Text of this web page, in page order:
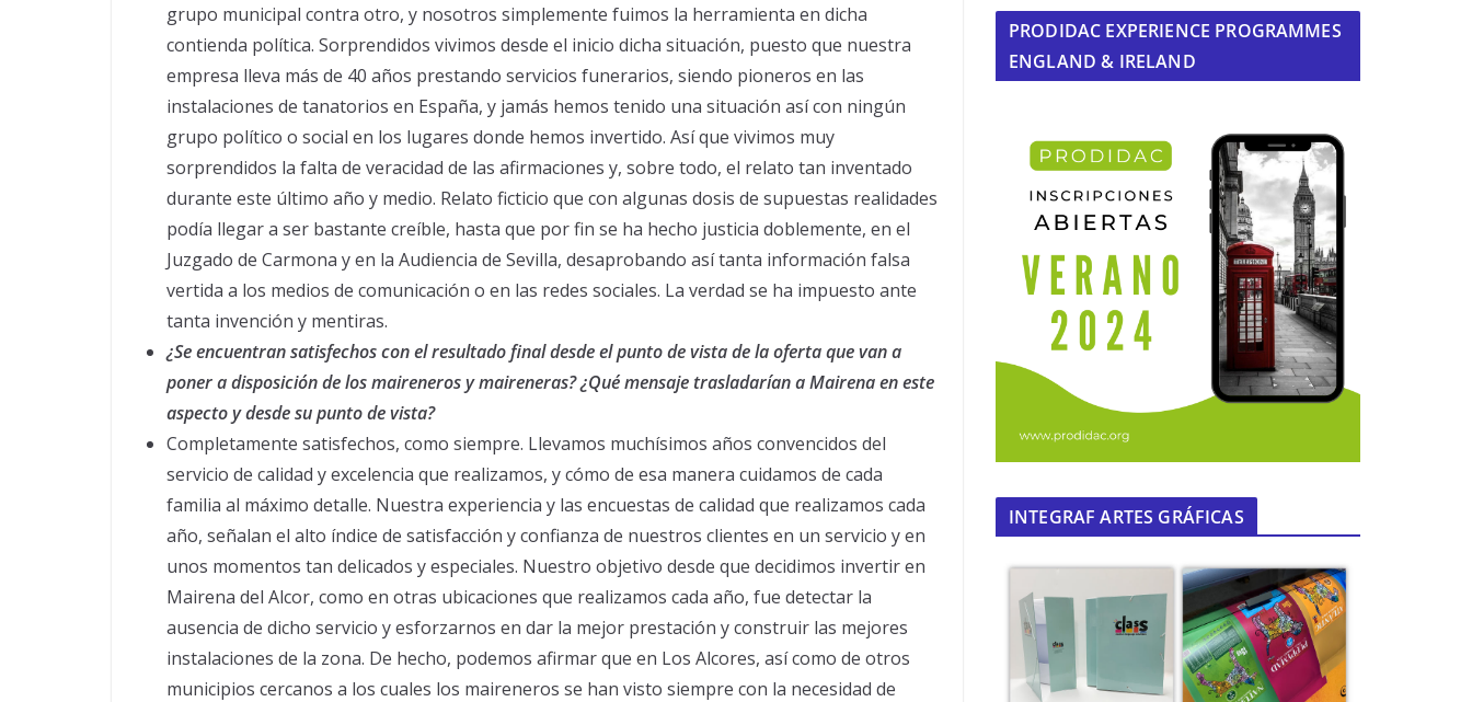
grupo municipal contra otro, y nosotros simplemente fuimos la herramienta en dicha
contienda política. Sorprendidos vivimos desde el inicio dicha situación, puesto que nuestra
empresa lleva más de 40 años prestando servicios funerarios, siendo pioneros en las
instalaciones de tanatorios en España, y jamás hemos tenido una situación así con ningún
grupo político o social en los lugares donde hemos invertido. Así que vivimos muy
sorprendidos la falta de veracidad de las afirmaciones y, sobre todo, el relato tan inventado
durante este último año y medio. Relato ficticio que con algunas dosis de supuestas realidades
podía llegar a ser bastante creíble, hasta que por fin se ha hecho justicia doblemente, en el
Juzgado de Carmona y en la Audiencia de Sevilla, desaprobando así tanta información falsa
vertida a los medios de comunicación o en las redes sociales. La verdad se ha impuesto ante
tanta invención y mentiras.
¿Se encuentran satisfechos con el resultado final desde el punto de vista de la oferta que van a
poner a disposición de los maireneros y maireneras? ¿Qué mensaje trasladarían a Mairena en este
aspecto y desde su punto de vista?
Completamente satisfechos, como siempre. Llevamos muchísimos años convencidos del
servicio de calidad y excelencia que realizamos, y cómo de esa manera cuidamos de cada
familia al máximo detalle. Nuestra experiencia y las encuestas de calidad que realizamos cada
año, señalan el alto índice de satisfacción y confianza de nuestros clientes en un servicio y en
unos momentos tan delicados y especiales. Nuestro objetivo desde que decidimos invertir en
Mairena del Alcor, como en otras ubicaciones que realizamos cada año, fue detectar la
ausencia de dicho servicio y esforzarnos en dar la mejor prestación y construir las mejores
instalaciones de la zona. De hecho, podemos afirmar que en Los Alcores, así como de otros
municipios cercanos a los cuales los maireneros se han visto siempre con la necesidad de
PRODIDAC EXPERIENCE PROGRAMMES
ENGLAND & IRELAND
INTEGRAF ARTES GRÁFICAS